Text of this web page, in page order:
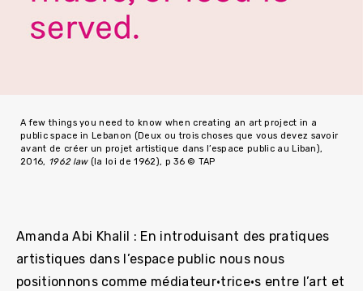
A few things you need to know when creating an art project in a
public space in Lebanon (Deux ou trois choses que vous devez savoir
avant de créer un projet artistique dans l’espace public au Liban),
2016, 1962 law(la loi de 1962), p 36 © TAP
Amanda Abi Khalil : En introduisant des pratiques
artistiques dans l’espace public nous nous
positionnons comme médiateur·trice·s entre l’art et